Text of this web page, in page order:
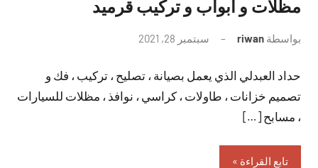
مظلات و ابواب و تركيب قرميد
بواسطة riwan سبتمبر 28, 2021
تعليقات
حداد العبدلي الذي يعمل بصيانة ، تصليح ، تركيب ، فك و
تصميم خزانات ، طاولات ، كراسي ، نوافذ ، مظلات للسيارات
، مسابح […]
تابع القراءة